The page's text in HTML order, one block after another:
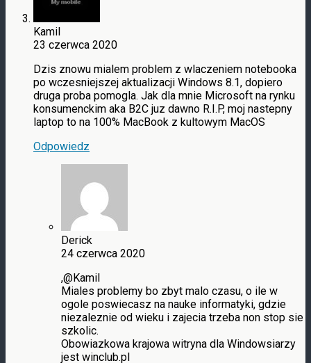
Kamil
23 czerwca 2020
Dzis znowu mialem problem z wlaczeniem notebooka
po wczesniejszej aktualizacji Windows 8.1, dopiero
druga proba pomogla. Jak dla mnie Microsoft na rynku
konsumenckim aka B2C juz dawno R.I.P, moj nastepny
laptop to na 100% MacBook z kultowym MacOS
Odpowiedz
Derick
24 czerwca 2020
,@Kamil
Miales problemy bo zbyt malo czasu, o ile w
ogole poswiecasz na nauke informatyki, gdzie
niezaleznie od wieku i zajecia trzeba non stop sie
szkolic.
Obowiazkowa krajowa witryna dla Windowsiarzy
jest winclub.pl